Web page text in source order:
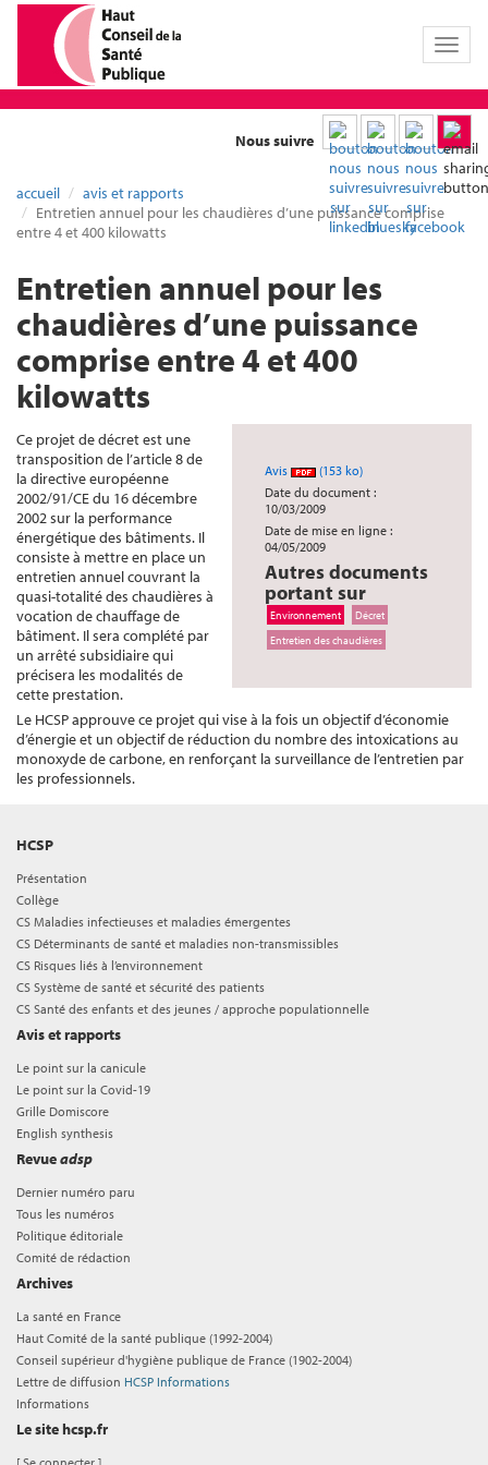
Toggle
Nous suivre
accueil
avis et rapports
Entretien annuel pour les chaudières d’une puissance comprise
entre 4 et 400 kilowatts
Entretien annuel pour les
chaudières d’une puissance
comprise entre 4 et 400
kilowatts
Avis
(153 ko)
Date du document :
10/03/2009
Date de mise en ligne :
04/05/2009
Autres documents
portant sur
Environnement
Décret
Entretien des chaudières
Ce projet de décret est une
transposition de l’article 8 de
la directive européenne
2002/91/CE du 16 décembre
2002 sur la performance
énergétique des bâtiments. Il
consiste à mettre en place un
entretien annuel couvrant la
quasi-totalité des chaudières à
vocation de chauffage de
bâtiment. Il sera complété par
un arrêté subsidiaire qui
précisera les modalités de
cette prestation.
Le HCSP approuve ce projet qui vise à la fois un objectif d’économie
d’énergie et un objectif de réduction du nombre des intoxications au
monoxyde de carbone, en renforçant la surveillance de l’entretien par
les professionnels.
HCSP
Présentation
Collège
CS Maladies infectieuses et maladies émergentes
CS Déterminants de santé et maladies non-transmissibles
CS Risques liés à l’environnement
CS Système de santé et sécurité des patients
CS Santé des enfants et des jeunes / approche populationnelle
Avis et rapports
Le point sur la canicule
Le point sur la Covid-19
Grille Domiscore
English synthesis
Revueadsp
Dernier numéro paru
Tous les numéros
Politique éditoriale
Comité de rédaction
Archives
La santé en France
Haut Comité de la santé publique (1992-2004)
Conseil supérieur d'hygiène publique de France (1902-2004)
Lettre de diffusion HCSP Informations
Informations
Le site hcsp.fr